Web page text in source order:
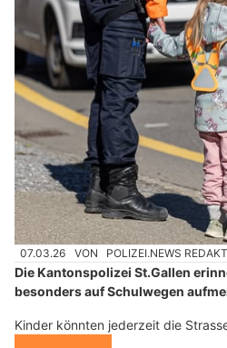
07.03.26 VON POLIZEI.NEWS
Die Kantonspolizei St.Gallen
besonders auf Schulwegen
Kinder könnten jederzeit die